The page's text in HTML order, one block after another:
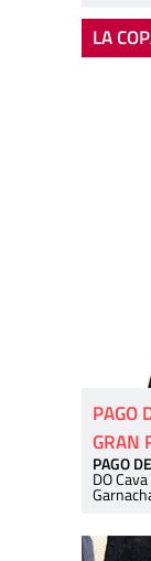
LA
PAGO
GRAN
PAGO
DO Cava